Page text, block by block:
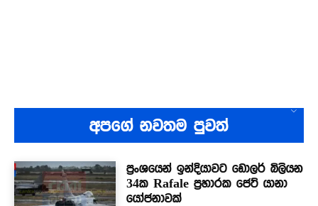
අපගේ නවතම පුවත්
ප්‍රංශයෙන් ඉන්දියාවට ඩොලර් බිලියන
34ක Rafale ප්‍රහාරක ජෙට් යානා
යෝජනාවක්